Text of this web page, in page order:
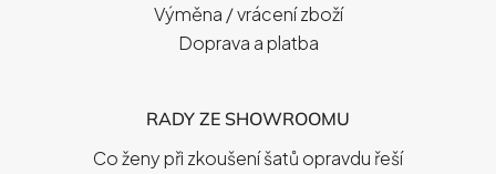
Výměna / vrácení zboží
Doprava a platba
RADY ZE SHOWROOMU
Co ženy při zkoušení šatů opravdu řeší